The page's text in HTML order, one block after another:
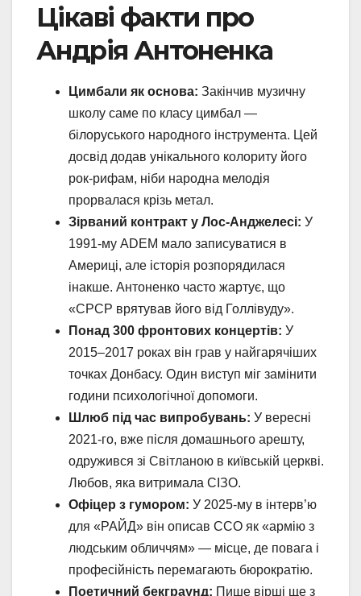
Цікаві факти про
Андрія Антоненка
Цимбали як основа: Закінчив музичну
школу саме по класу цимбал —
білоруського народного інструмента. Цей
досвід додав унікального колориту його
рок-рифам, ніби народна мелодія
прорвалася крізь метал.
Зірваний контракт у Лос-Анджелесі: У
1991-му ADEM мало записуватися в
Америці, але історія розпорядилася
інакше. Антоненко часто жартує, що
«СРСР врятував його від Голлівуду».
Понад 300 фронтових концертів: У
2015–2017 роках він грав у найгарячіших
точках Донбасу. Один виступ міг замінити
години психологічної допомоги.
Шлюб під час випробувань: У вересні
2021-го, вже після домашнього арешту,
одружився зі Світланою в київській церкві.
Любов, яка витримала СІЗО.
Офіцер з гумором: У 2025-му в інтерв’ю
для «РАЙД» він описав ССО як «армію з
людським обличчям» — місце, де повага і
професійність перемагають бюрократію.
Поетичний бекграунд: Пише вірші ще з